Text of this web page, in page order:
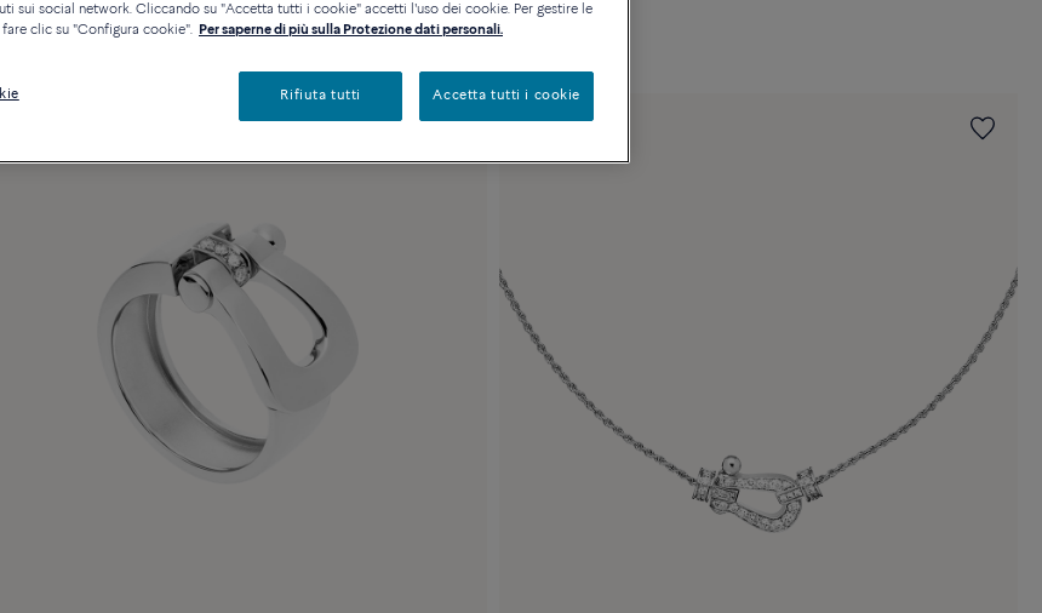
sui social network. Cliccando su "Accetta tutti i cookie" accetti l'uso dei cookie. Per gestire le
clic su "Configura cookie". Per saperne di più sulla Protezione dati personali.
Rifiuta tutti Accetta tutti i cookie